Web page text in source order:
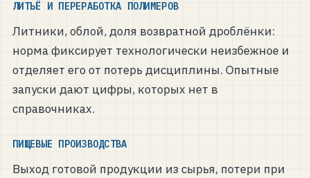
ЛИТЬЁ И ПЕРЕРАБОТКА ПОЛИМЕРОВ
Литники, облой, доля возвратной дроблёнки:
норма фиксирует технологически неизбежное и
отделяет его от потерь дисциплины. Опытные
запуски дают цифры, которых нет в
справочниках.
ПИЩЕВЫЕ ПРОИЗВОДСТВА
Выход готовой продукции из сырья, потери при